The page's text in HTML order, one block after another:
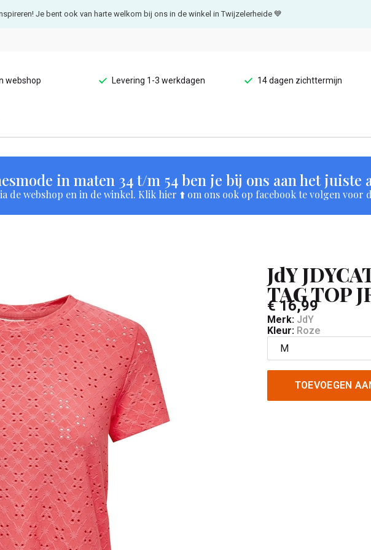
Je bent ook van harte welkom bij ons in de winkel in Twijzelerheide 💙
webshop Levering 1-3 werkdagen 14 dagen zichttermijn
in maten 34 t/m 54 ben je bij ons aan het juiste
de webshop en in de winkel. Klik hier ⬆️ om ons ook op facebook te volgen voor
JdY
TAG TOP
€ 16,99
Merk: JdY
Kleur: Roze
TOEVOEGEN